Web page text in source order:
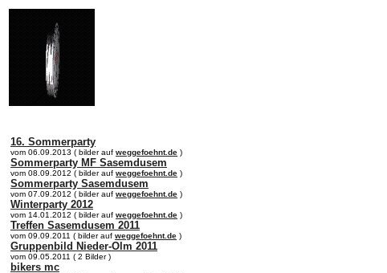
16. Sommerparty
vom 06.09.2013 ( bilder auf weggefoehnt.de )
Sommerparty MF Sasemdusem
vom 08.09.2012 ( bilder auf weggefoehnt.de )
Sommerparty Sasemdusem
vom 07.09.2012 ( bilder auf weggefoehnt.de )
Winterparty 2012
vom 14.01.2012 ( bilder auf weggefoehnt.de )
Treffen Sasemdusem 2011
vom 09.09.2011 ( bilder auf weggefoehnt.de )
Gruppenbild Nieder-Olm 2011
vom 09.05.2011 ( 2 Bilder )
bikers mc